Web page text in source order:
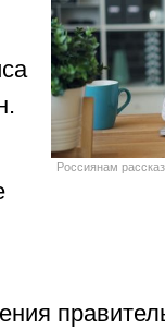
Россиянам